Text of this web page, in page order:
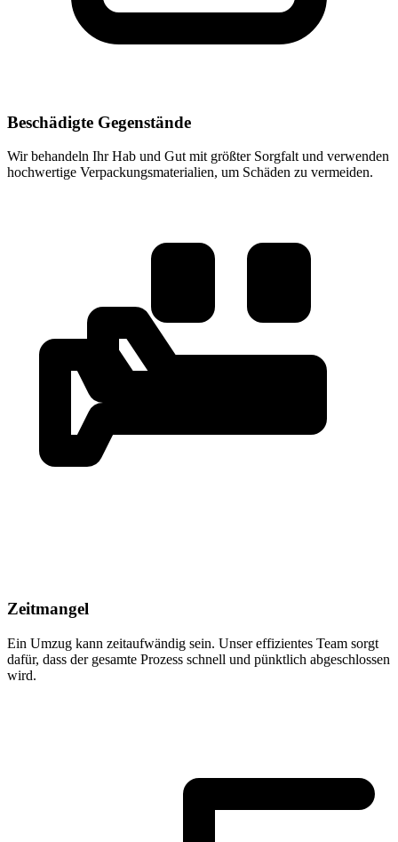
Beschädigte Gegenstände
Wir behandeln Ihr Hab und Gut mit größter Sorgfalt und verwenden
hochwertige Verpackungsmaterialien, um Schäden zu vermeiden.
Zeitmangel
Ein Umzug kann zeitaufwändig sein. Unser effizientes Team sorgt
dafür, dass der gesamte Prozess schnell und pünktlich abgeschlossen
wird.